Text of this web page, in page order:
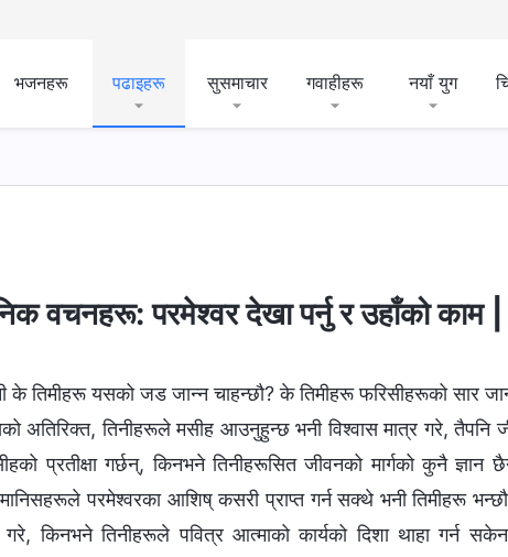
भजनहरू पढाइहरू सुसमाचार गवाहीहरू नयाँ युग
वचनहरू: परमेश्‍वर देखा पर्नु र उहाँको
तिमीहरू यसको जड जान्न चाहन्छौ? के तिमीहरू फरिसीहरूको सार
अतिरिक्त, तिनीहरूले मसीह आउनुहुन्छ भनी विश्‍वास मात्र गरे, तैपनि
प्रतीक्षा गर्छन्, किनभने तिनीहरूसित जीवनको मार्गको कुनै ज्ञान
मानिसहरूले परमेश्‍वरका आशिष्‌ कसरी प्राप्‍त गर्न सक्थे भनी तिमीहरू
किनभने तिनीहरूले पवित्र आत्माको कार्यको दिशा थाहा गर्न